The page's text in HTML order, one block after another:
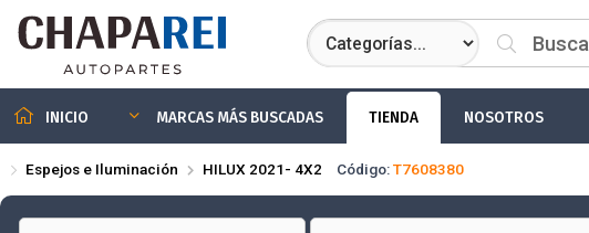
Compartir por email
INICIO MARCAS MÁS BUSCADAS TIENDA NOSOTROS
Espejos e Iluminación HILUX 2021- 4X2 Código:T7608380